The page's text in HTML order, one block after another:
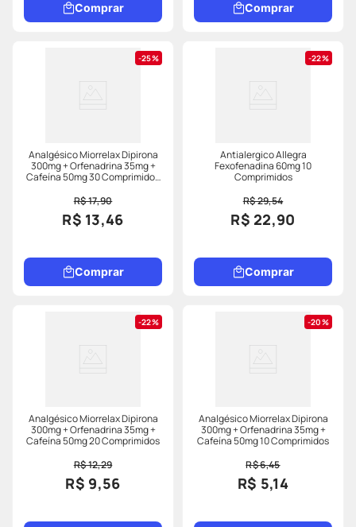
Comprar Comprar
25%
Analgésico Miorrelax Dipirona
300mg + Orfenadrina 35mg +
Cafeína 50mg 30 Comprimidos
R$ 17,90
R$ 13,46
Comprar
22%
Antialergico Allegra
Fexofenadina 60mg 10
Comprimidos
R$ 29,54
R$ 22,90
Comprar
22%
Analgésico Miorrelax Dipirona
300mg + Orfenadrina 35mg +
Cafeína 50mg 20 Comprimidos
R$ 12,29
R$ 9,56
20%
Analgésico Miorrelax Dipirona
300mg + Orfenadrina 35mg +
Cafeína 50mg 10 Comprimidos
R$ 6,45
R$ 5,14